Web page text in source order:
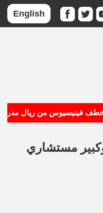
English
فينيسيوس من ريال مدريد
مستشاري